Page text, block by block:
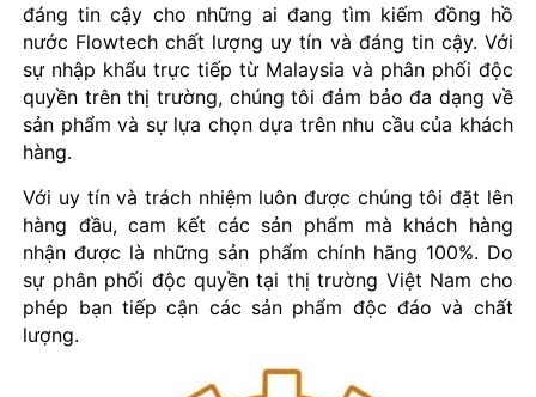
đáng tin cậy cho những ai đang tìm kiếm đồng hồ
nước Flowtech chất lượng uy tín và đáng tin cậy. Với
sự nhập khẩu trực tiếp từ Malaysia và phân phối độc
quyền trên thị trường, chúng tôi đảm bảo đa dạng về
sản phẩm và sự lựa chọn dựa trên nhu cầu của khách
hàng.
Với uy tín và trách nhiệm luôn được chúng tôi đặt lên
hàng đầu, cam kết các sản phẩm mà khách hàng
nhận được là những sản phẩm chính hãng 100%. Do
sự phân phối độc quyền tại thị trường Việt Nam cho
phép bạn tiếp cận các sản phẩm độc đáo và chất
lượng.